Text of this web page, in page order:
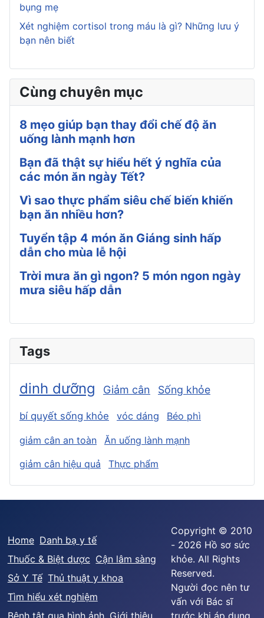
bụng mẹ
Xét nghiệm cortisol trong máu là gì? Những lưu ý
bạn nên biết
Cùng chuyên mục
8 mẹo giúp bạn thay đổi chế độ ăn
uống lành mạnh hơn
Bạn đã thật sự hiểu hết ý nghĩa của
các món ăn ngày Tết?
Vì sao thực phẩm siêu chế biến khiến
bạn ăn nhiều hơn?
Tuyển tập 4 món ăn Giáng sinh hấp
dẫn cho mùa lễ hội
Trời mưa ăn gì ngon? 5 món ngon ngày
mưa siêu hấp dẫn
Tags
dinh dưỡng Giảm cân Sống khỏe
bí quyết sống khỏe vóc dáng Béo phì
giảm cân an toàn
Ăn uống lành mạnh
giảm cân hiệu quả
Thực phẩm
Home Danh bạ y tế
Thuốc & Biệt dược Cận lâm sàng
Sở Y Tế Thủ thuật y khoa
Tìm hiểu xét nghiệm
Copyright © 2010
- 2026 Hồ sơ sức
khỏe. All Rights
Reserved.
Người đọc nên tư
vấn với Bác sĩ